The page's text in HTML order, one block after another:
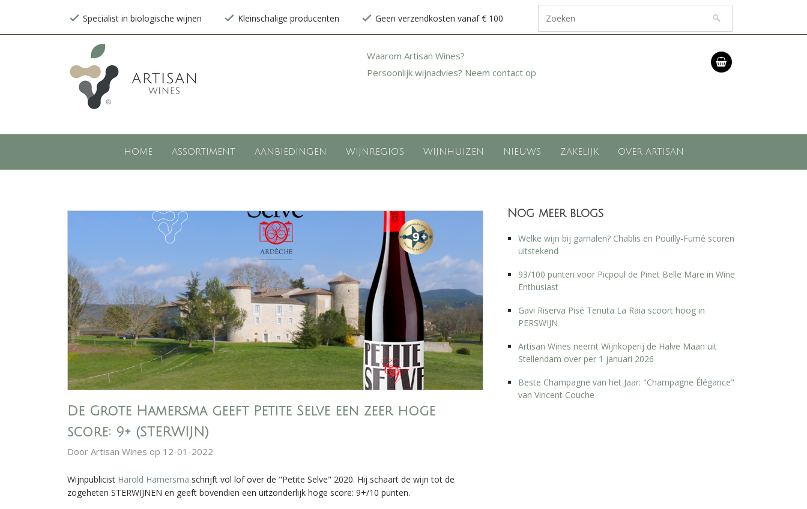
Specialist in biologische wijnen Kleinschalige producenten Geen verzendkosten vanaf € 100
Waarom Artisan Wines?
Persoonlijk wijnadvies? Neem contact op
HOME ASSORTIMENT AANBIEDINGEN WIJNREGIO'S WIJNHUIZEN NIEUWS ZAKELIJK OVER ARTISAN
De Grote Hamersma geeft Petite Selve een zeer hoge
score: 9+ (STERWIJN)
Door Artisan Wines op 12-01-2022
Wijnpublicist Harold Hamersma schrijft vol lof over de "Petite Selve" 2020. Hij schaart de wijn tot de
zogeheten STERWIJNEN en geeft bovendien een uitzonderlijk hoge score: 9+/10 punten.
Nog meer blogs
Welke wijn bij garnalen? Chablis en Pouilly-Fumé scoren
uitstekend
93/100 punten voor Picpoul de Pinet Belle Mare in Wine
Enthusiast
Gavi Riserva Pisé Tenuta La Raia scoort hoog in
PERSWIJN
Artisan Wines neemt Wijnkoperij de Halve Maan uit
Stellendam over per 1 januari 2026
Beste Champagne van het Jaar: "Champagne Élégance"
van Vincent Couche